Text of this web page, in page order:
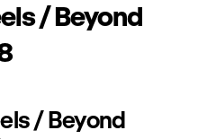
/ Beyond
/ Beyond